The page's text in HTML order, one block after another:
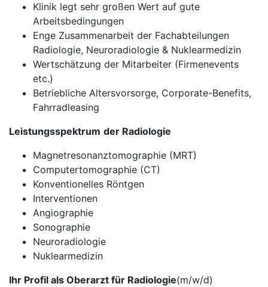
Klinik legt sehr großen Wert auf gute
Arbeitsbedingungen
Enge Zusammenarbeit der Fachabteilungen
Radiologie, Neuroradiologie & Nuklearmedizin
Wertschätzung der Mitarbeiter (Firmenevents
etc.)
Betriebliche Altersvorsorge, Corporate-Benefits,
Fahrradleasing
Leistungsspektrum der Radiologie
Magnetresonanztomographie (MRT)
Computertomographie (CT)
Konventionelles Röntgen
Interventionen
Angiographie
Sonographie
Neuroradiologie
Nuklearmedizin
Ihr Profil als Oberarzt für Radiologie(m/w/d)